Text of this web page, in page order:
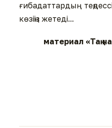
ғибадаттардың
көзіңіз жетеді...
материал «Таң